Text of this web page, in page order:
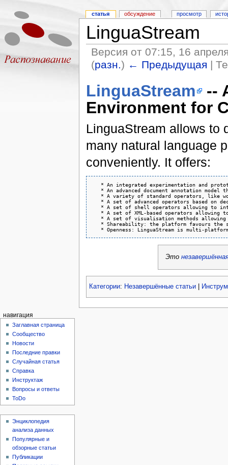
LinguaStream
Версия от 07:15, 16
(разн.) ← Предыдущая |
LinguaStream --
Environment for
LinguaStream allows to
many natural language
conveniently. It offers:
* An integrated experimentation and
* An advanced document annotation model
* A variety of standard operators, like
* A set of advanced operators based on
* A set of shell operators allowing to
* A set of XML-based operators allowing
* A set of visualisation methods
* Shareability: the platform favours the
Это
Категории: Незавершённые статьи|
статья обсуждение просмотр
навигация
Заглавная страница
Сообщество
Новости
Последние правки
Случайная статья
Справка
Инструктаж
Вопросы и ответы
ToDo
Энциклопедия
анализа данных
Популярные и
обзорные статьи
Публикации